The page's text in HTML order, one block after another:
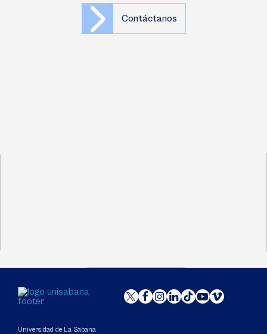
Contáctanos
Universidad de La Sabana